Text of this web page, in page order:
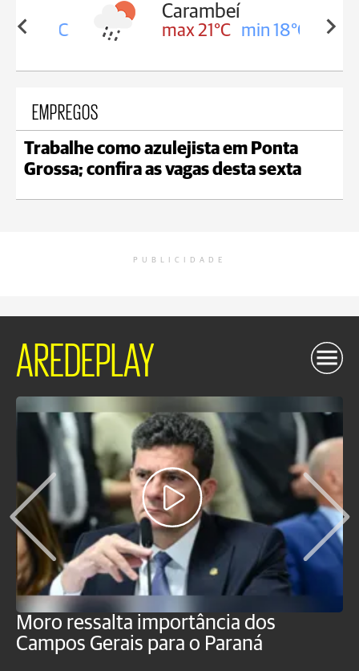
18°C
Carambeí
max 21°C min 18°C
EMPREGOS
Trabalhe como azulejista em Ponta
Grossa; confira as vagas desta sexta
PUBLICIDADE
AREDEPLAY
Moro ressalta importância dos
Campos Gerais para o Paraná